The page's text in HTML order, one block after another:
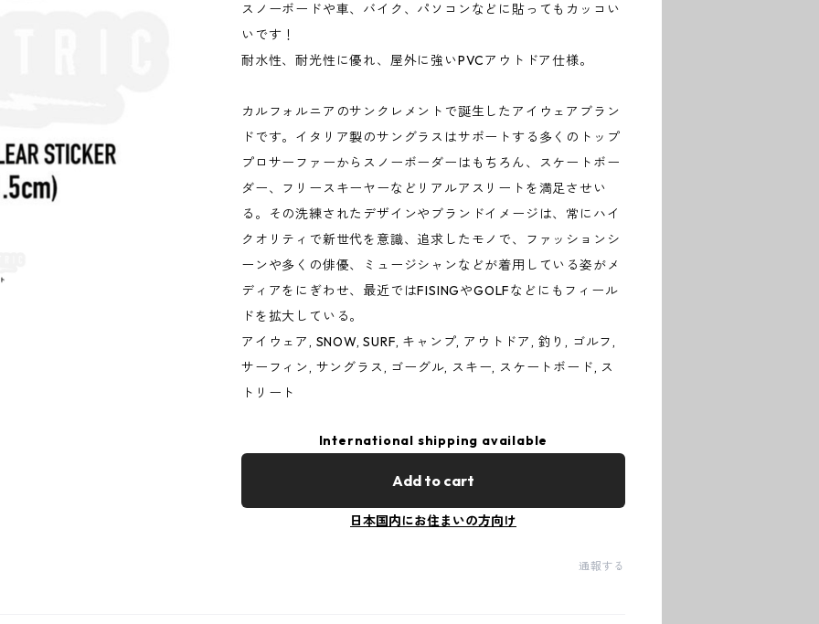
スノーボードや車、バイク、パソコンなどに貼ってもカッコい
いです！
耐水性、耐光性に優れ、屋外に強いPVCアウトドア仕様。
カルフォルニアのサンクレメントで誕生したアイウェアブラン
ドです。イタリア製のサングラスはサポートする多くのトップ
プロサーファーからスノーボーダーはもちろん、スケートボー
ダー、フリースキーヤーなどリアルアスリートを満足させい
る。その洗練されたデザインやブランドイメージは、常にハイ
クオリティで新世代を意識、追求したモノで、ファッションシ
ーンや多くの俳優、ミュージシャンなどが着用している姿がメ
ディアをにぎわせ、最近ではFISINGやGOLFなどにもフィール
ドを拡大している。
アイウェア, SNOW, SURF, キャンプ, アウトドア, 釣り, ゴルフ,
サーフィン, サングラス, ゴーグル, スキー, スケートボード, ス
トリート
International shipping available
Add to cart
日本国内にお住まいの方向け
通報する